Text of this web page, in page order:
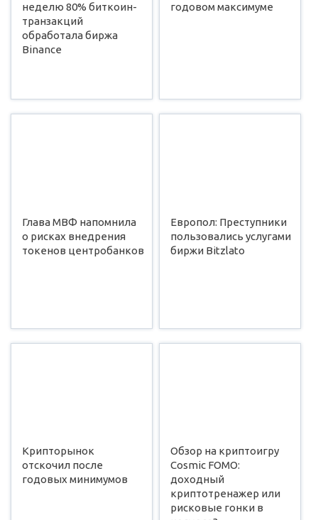
неделю 80% биткоин-
транзакций
обработала биржа
Binance
годовом максимуме
Глава МВФ напомнила
о рисках внедрения
токенов центробанков
Европол: Преступники
пользовались услугами
биржи Bitzlato
Крипторынок
отскочил после
годовых минимумов
Обзор на криптоигру
Cosmic FOMO:
доходный
криптотренажер или
рисковые гонки в